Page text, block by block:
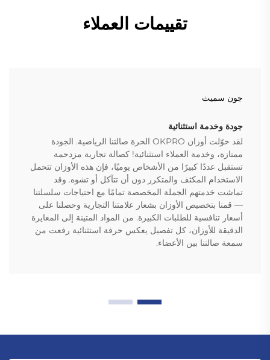
تقييمات العملاء
جون سميث
جودة وخدمة استثنائية
لقد حوّلت أوزان OKPRO الحرة صالتنا الرياضية. الجودة
ممتازة، وخدمة العملاء استثنائية! كصالة تجارية مزدحمة
تستقبل عددًا كبيرًا من الأشخاص يوميًا، فإن هذه الأوزان تتحمل
الاستخدام المكثف والمتكرر دون أن تتآكل أو تشوه. وقد
تماشت خدمتهم الجملة المخصصة تمامًا مع احتياجات سلسلتنا
— قمنا بتخصيص الأوزان بشعار علامتنا التجارية وحصلنا على
أسعار تنافسية للطلبات الكبيرة. من المواد المتينة إلى المعايرة
الدقيقة للأوزان، كل تفصيل يعكس حرفة استثنائية رفعت من
سمعة صالتنا بين الأعضاء.